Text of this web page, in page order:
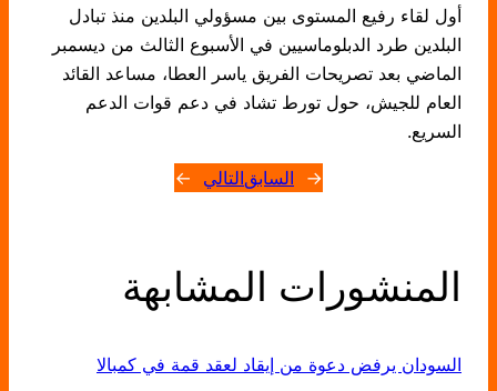
أول لقاء رفيع المستوى بين مسؤولي البلدين منذ تبادل
البلدين طرد الدبلوماسيين في الأسبوع الثالث من ديسمبر
الماضي بعد تصريحات الفريق ياسر العطا، مساعد القائد
العام للجيش، حول تورط تشاد في دعم قوات الدعم
السريع.
← السابقالتالي →
المنشورات المشابهة
السودان يرفض دعوة من إيقاد لعقد قمة في كمبالا